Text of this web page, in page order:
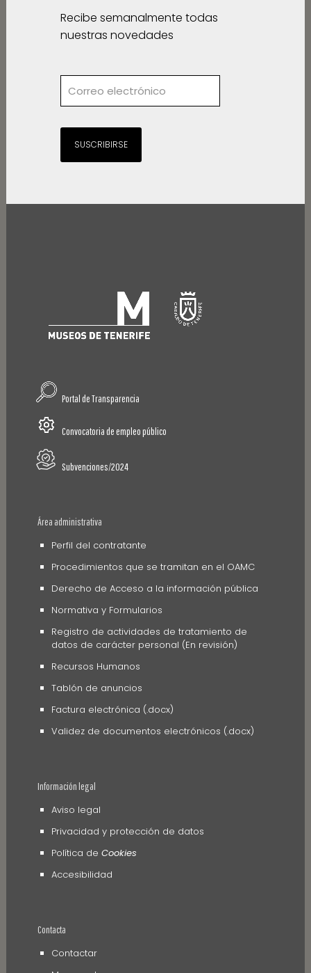
Recibe semanalmente todas
nuestras novedades
SUSCRIBIRSE
Portal de Transparencia
Convocatoria de empleo público
Subvenciones/2024
Área administrativa
Perfil del contratante
Procedimientos que se tramitan en el OAMC
Derecho de Acceso a la información pública
Normativa y Formularios
Registro de actividades de tratamiento de
datos de carácter personal (En revisión)
Recursos Humanos
Tablón de anuncios
Factura electrónica (.docx)
Validez de documentos electrónicos (.docx)
Información legal
Aviso legal
Privacidad y protección de datos
Política de Cookies
Accesibilidad
Contacta
Contactar